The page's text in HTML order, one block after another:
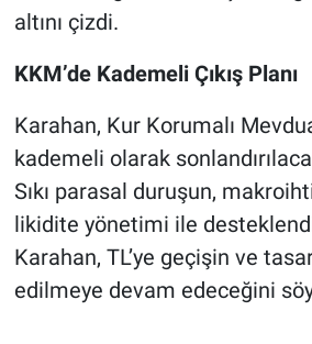
altını çizdi.
KKM’de Kademeli Çıkış Planı
Karahan, Kur Korumalı
kademeli olarak
Sıkı parasal duruşun,
likidite yönetimi ile
Karahan, TL’ye geçişin ve
edilmeye devam edeceğini